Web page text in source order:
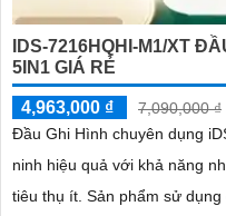
IDS-7216HQHI-M1/XT
5IN1 GIÁ RẺ
4,963,000 ₫
7,090,000 ₫
Đầu Ghi Hình chuyên dụng
ninh hiệu quả với khả năng
tiêu thụ ít. Sản phẩm sử dụng chip Turbo ACUSENSE tiên tiến,